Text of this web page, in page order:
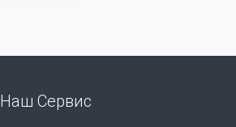
Наш Сервис